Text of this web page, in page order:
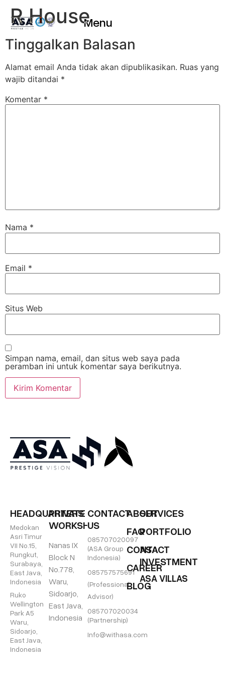
Menu
R House
Tinggalkan Balasan
Alamat email Anda tidak akan dipublikasikan. Ruas yang
wajib ditandai *
Komentar *
Nama *
Email *
Situs Web
Simpan nama, email, dan situs web saya pada
peramban ini untuk komentar saya berikutnya.
HEADQUARTERS
Medokan
Asri Timur
VII No.15,
Rungkut,
Surabaya,
East Java,
Indonesia
Ruko
Wellington
Park A5
Waru,
Sidoarjo,
East Java,
Indonesia
PRIVATE
WORKSHOP
Nanas IX
Block N
No.778,
Waru,
Sidoarjo,
East Java,
Indonesia
CONTACT
US
085707020097
(ASA Group
Indonesia)
085757575691
(Professional
Advisor)
085707020034
(Partnership)
Info@withasa.com
ABOUT
FAQ
CONTACT
CAREER
BLOG
SERVICES
PORTFOLIO
ASA
INVESTMENT
ASA VILLAS